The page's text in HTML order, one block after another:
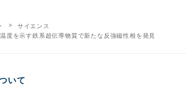
サイエンス
度を示す鉄系超伝導物質で新たな反強磁性相を発見
いて